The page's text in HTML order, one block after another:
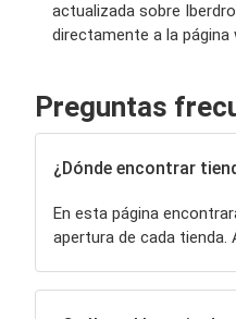
actualizada sobre
directamente a la página
Preguntas
¿Dónde encontrar
En esta página
apertura de cada tienda.